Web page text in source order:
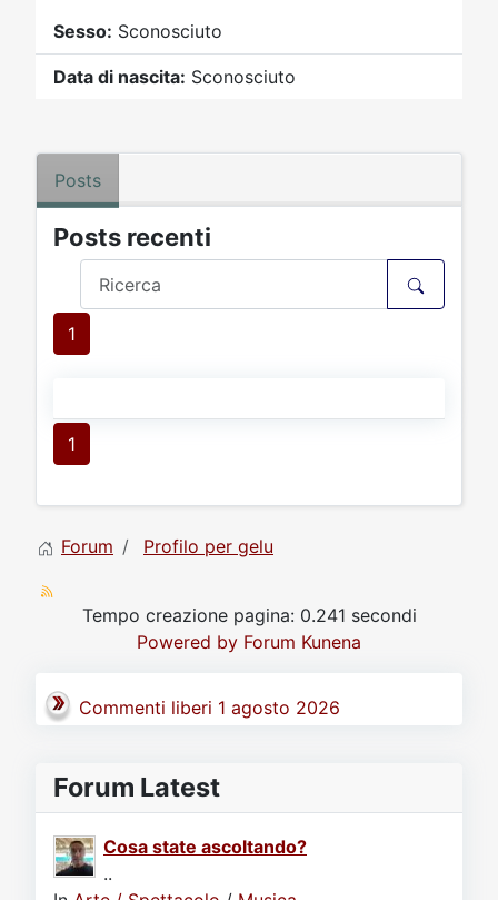
Sesso: Sconosciuto
Data di nascita: Sconosciuto
Posts
Posts recenti
1
1
Forum Profilo per gelu
Tempo creazione pagina: 0.241 secondi
Powered by Forum Kunena
Commenti liberi 1 agosto 2026
Forum Latest
Cosa state ascoltando?
..